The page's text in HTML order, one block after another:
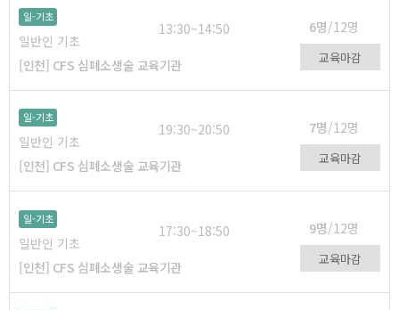
일-기초
일반인 기초
13:30~14:50 6명/12명
[인천] CFS 심폐소생술 교육기관 교육마감
일-기초
일반인 기초
19:30~20:50 7명/12명
[인천] CFS 심폐소생술 교육기관 교육마감
일-기초
일반인 기초
17:30~18:50 9명/12명
[인천] CFS 심폐소생술 교육기관 교육마감